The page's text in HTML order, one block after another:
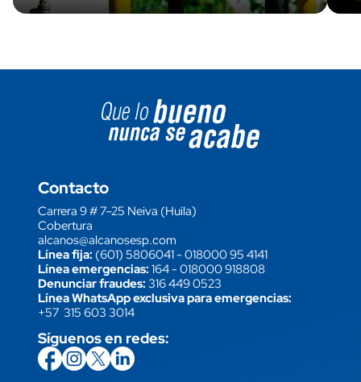
Image block
Contacto
Carrera 9 # 7–25 Neiva (Huila)
Cobertura
alcanos@alcanosesp.com
Línea fija: (601) 5806041-018000 95 4141
Línea emergencias: 164-018000 918808
Denunciar fraudes: 316 449 0523
Línea WhatsApp exclusiva para emergencias:
+57 315 603 3014
Síguenos en redes:
icon
Imagen
link icon
Imagen
link icon
Imagen
link icon
Imagen
link